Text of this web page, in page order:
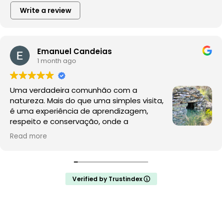
Write a review
Emanuel Candeias
1 month ago
Uma verdadeira comunhão com a
natureza. Mais do que uma simples visita,
é uma experiência de aprendizagem,
respeito e conservação, onde a
observação da fauna e da flora acontece
A Rewilding Portugal mostra que este é o futuro do
turismo de natureza e da conservação. Depois desta
experiência, a comparação com os jardins zoológicos
Read more
Verified by Trustindex